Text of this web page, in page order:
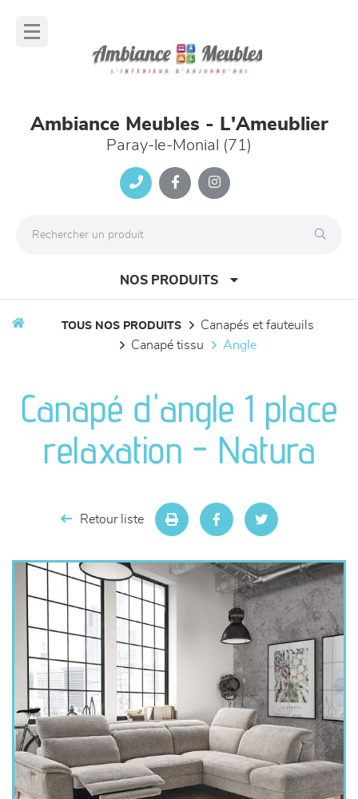
Ambiance Meubles - L'Ameublier
Paray-le-Monial (71)
NOS PRODUITS
séjours
meubles de complément
décoration
TOUS NOS PRODUITS
canapés et fauteuils
canapé tissu
angle
Canapé d'angle 1 place
relaxation - Natura
Retour liste